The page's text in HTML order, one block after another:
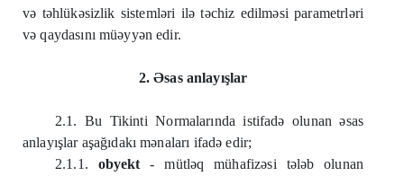
və təhlükəsizlik sistemləri ilə təchiz edilməsi parametrləri
və qaydasını müəyyən edir.
2. Əsas anlayışlar
2.1. Bu Tikinti Normalarında istifadə olunan əsas
anlayışlar aşağıdakı mənaları ifadə edir;
2.1.1. obyekt - mütləq mühafizəsi tələb olunan